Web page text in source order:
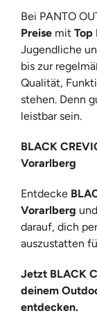
Bei PANTO
Preisemit Top
Jugendliche
bis zur
Qualität,
stehen. Denn
leistbar sein.
BLACK
Vorarlberg
Entdecke
Vorarlberg
darauf, dich
auszustatten
Jetzt BLACK
deinem
entdecken.